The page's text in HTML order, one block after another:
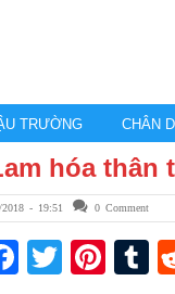
TRƯỜNG CHÂN
hóa thân
2018 - 19:51 0 Comment
Facebook
Twitter